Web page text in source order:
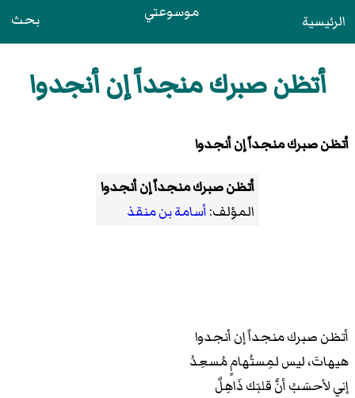
الرئيسية موسوعتي بحث
أتظن صبرك منجداً إن أنجدوا
أتظن صبرك منجداً إن أنجدوا
أتظن صبرك منجداً إن أنجدوا
المؤلف:أسامة بن منقذ
أتظن صبرك منجداً إن أنجدوا
هيهاتَ، ليس لمِستُهامٍ مُسعِدُ
إني لأحسَبُ أنَّ قلبَك ذَاهِلٌ